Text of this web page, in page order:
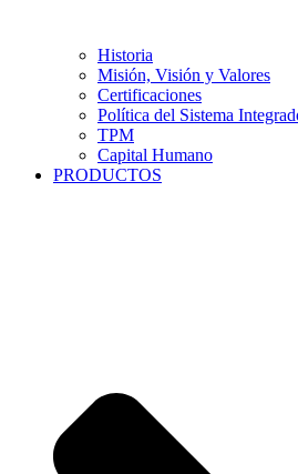
Historia
Misión, Visión y Valores
Certificaciones
Política del Sistema
TPM
Capital Humano
PRODUCTOS